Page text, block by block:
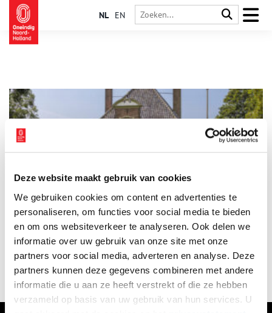
Deze website maakt gebruik van cookies
We gebruiken cookies om content en advertenties te
personaliseren, om functies voor social media te bieden
en om ons websiteverkeer te analyseren. Ook delen we
informatie over uw gebruik van onze site met onze
partners voor social media, adverteren en analyse. Deze
partners kunnen deze gegevens combineren met andere
informatie die u aan ze heeft verstrekt of die ze hebben
verzameld op basis van uw gebruik van hun services. U
NL EN
Beemster
In het Bezoekerscentrum Beemster is afgelopen week officieel
een nieuwe Werelderfgoedzaal in gebruik genomen. Bezoekers
krijgen hier op een toegankelijke en overzichtelijke manier
informatie over de twee UNESCO Werelderfgoederen in de
Beemster: de Droogmakerij de Beemster en de Hollandse
Waterlinies. Een grote overzichtskaart nodigt bezoekers uit om
ook andere Werelderfgoedlocaties in de Beemster en
daarbuiten te ontdekken.
1 min